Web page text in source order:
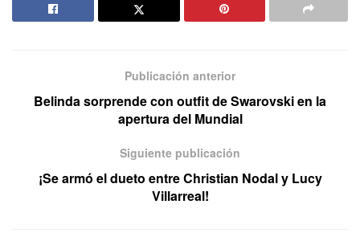
Publicación anterior
Belinda sorprende con outfit de Swarovski en la
apertura del Mundial
Siguiente publicación
¡Se armó el dueto entre Christian Nodal y Lucy
Villarreal!